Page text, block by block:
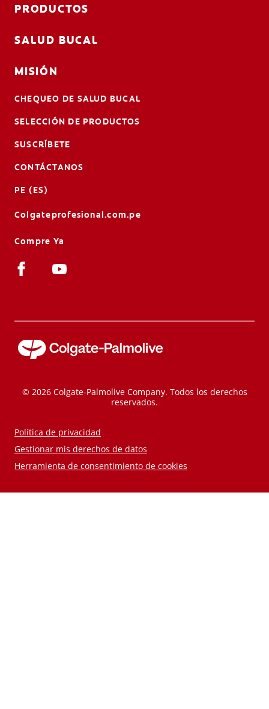
PRODUCTOS
SALUD BUCAL
MISIÓN
CHEQUEO DE SALUD BUCAL
SELECCIÓN DE PRODUCTOS
SUSCRÍBETE
CONTÁCTANOS
PE (ES)
Colgateprofesional.com.pe
Compre Ya
© 2026 Colgate-Palmolive Company. Todos los derechos
reservados.
Política de privacidad
Gestionar mis derechos de datos
Herramienta de consentimiento de cookies